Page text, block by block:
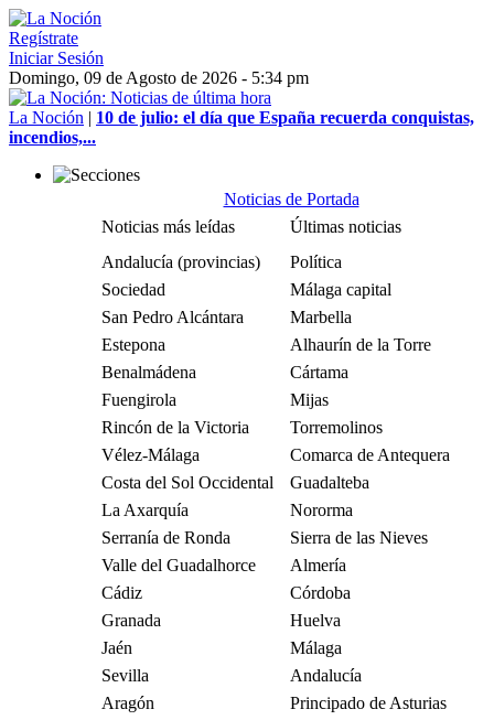
Regístrate
Iniciar Sesión
Domingo, 09 de Agosto de 2026 - 5:34 pm
La Noción | 10 de julio: el día que España recuerda conquistas,
incendios,...
Noticias de Portada
Noticias más leídas
Últimas noticias
Andalucía (provincias)
Política
Sociedad
Málaga capital
San Pedro Alcántara
Marbella
Estepona
Alhaurín de la Torre
Benalmádena
Cártama
Fuengirola
Mijas
Rincón de la Victoria
Torremolinos
Vélez-Málaga
Comarca de Antequera
Costa del Sol Occidental
Guadalteba
La Axarquía
Nororma
Serranía de Ronda
Sierra de las Nieves
Valle del Guadalhorce
Almería
Cádiz
Córdoba
Granada
Huelva
Jaén
Málaga
Sevilla
Andalucía
Aragón
Principado de Asturias